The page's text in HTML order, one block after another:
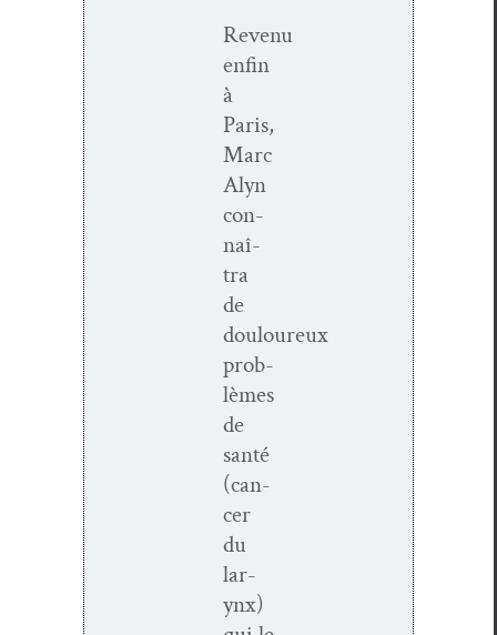
Revenu
enfin
à
Paris,
Marc
Alyn
con­
naî­
tra
de
douloureux
prob­
lèmes
de
san­té
(can­
cer
du
lar­
ynx)